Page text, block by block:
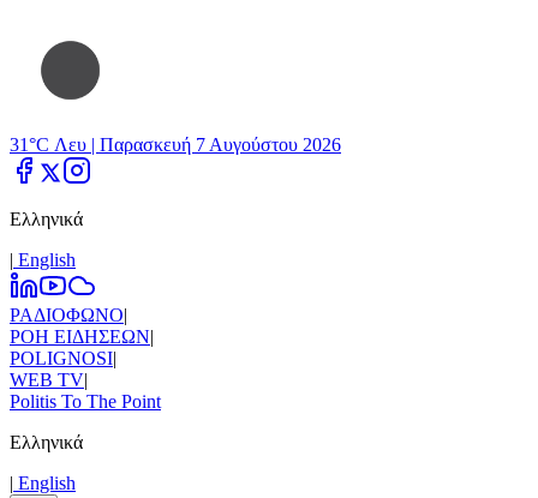
31°C Λευ | Παρασκευή 7 Αυγούστου 2026
Ελληνικά
| Εnglish
ΡΑΔΙΟΦΩΝΟ|
ΡΟΗ ΕΙΔΗΣΕΩΝ|
POLIGNOSI|
WEB TV|
Politis To The Point
Ελληνικά
| Εnglish